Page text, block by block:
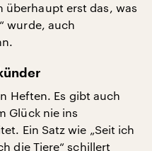
überhaupt erst das, was
wurde, auch
Heften. Es gibt auch
Glück nie ins
Ein Satz wie „Seit ich
die Tiere“ schillert